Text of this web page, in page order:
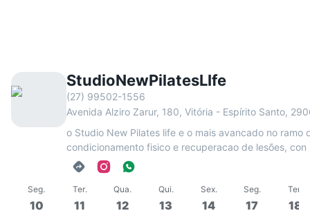
StudioNewPilatesLIfe
(27) 99502-1556
Avenida Alziro Zarur, 180, Vitória - Espírito Santo,
o Studio New Pilates life e o mais avancado no ramo
condicionamento fisico e recuperacao de lesões, con
maquinas inovadoras proporciona:
Avaliação:Física,Motora,cinetica,Funcional
Biomecânica,Postural,Estática,Dinâmica Neural,Cadeias
Seg.
10
Ter.
11
Qua.
12
Qui.
13
Sex.
14
Seg.
17
Ter
18